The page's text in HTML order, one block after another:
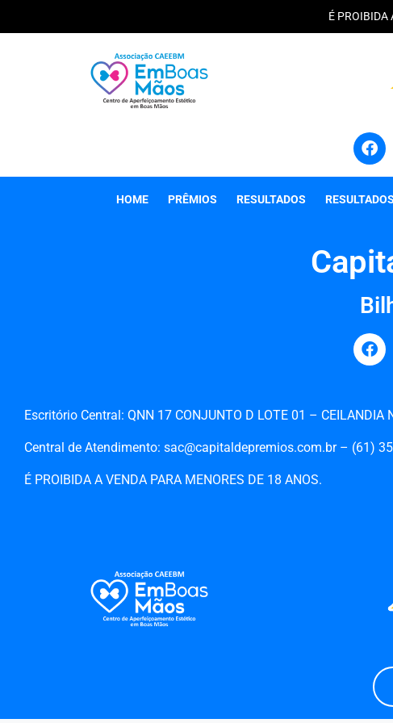
É PROIBIDA
HOME PRÊMIOS RESULTADOS
Escritório Central: QNN 17 CONJUNTO D LOTE 01 –
Central de Atendimento: sac@capitaldepremios.com.br – (61)‎‎
É PROIBIDA A VENDA PARA MENORES DE 18 ANOS.